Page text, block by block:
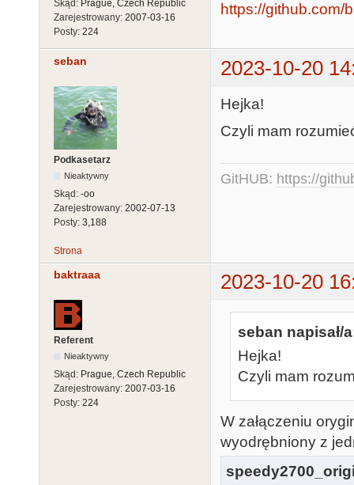
Skąd: Prague, Czech Republic
Zarejestrowany: 2007-03-16
Posty: 224
https://github.com/
seban 2023-10-20
Podkasetarz
Nieaktywny
Skąd: -oo
Zarejestrowany: 2002-07-13
Posty: 3,188
Hejka!
Czyli mam
GitHUB: https://
Strona
baktraaa 2023-10-20
Referent
Nieaktywny
Skąd: Prague, Czech Republic
Zarejestrowany: 2007-03-16
Posty: 224
seban napisał/
Hejka!
Czyli mam
W załączeniu
wyodrębniony z